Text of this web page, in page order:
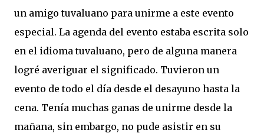
un amigo tuvaluano para unirme a este evento
especial. La agenda del evento estaba escrita solo
en el idioma tuvaluano, pero de alguna manera
logré averiguar el significado. Tuvieron un
evento de todo el día desde el desayuno hasta la
cena. Tenía muchas ganas de unirme desde la
mañana, sin embargo, no pude asistir en su